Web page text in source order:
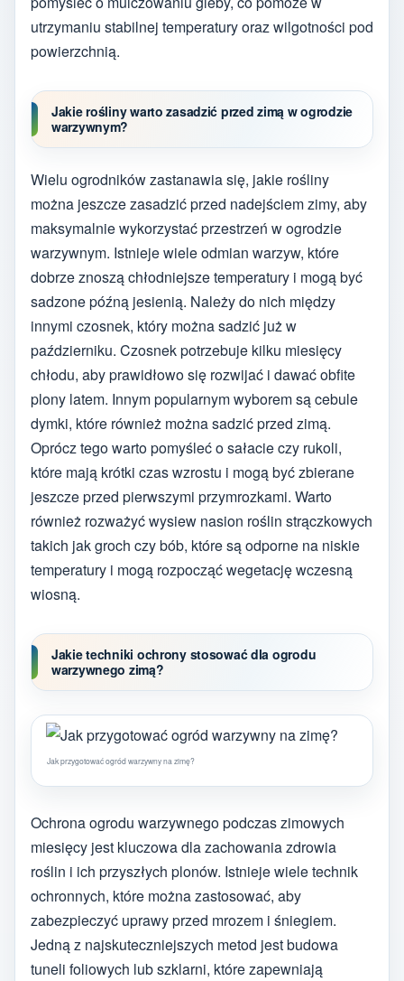
utrzymaniu stabilnej temperatury oraz wilgotności pod
powierzchnią.
Jakie rośliny warto zasadzić przed zimą w ogrodzie
warzywnym?
Wielu ogrodników zastanawia się, jakie rośliny
można jeszcze zasadzić przed nadejściem zimy, aby
maksymalnie wykorzystać przestrzeń w ogrodzie
warzywnym. Istnieje wiele odmian warzyw, które
dobrze znoszą chłodniejsze temperatury i mogą być
sadzone późną jesienią. Należy do nich między
innymi czosnek, który można sadzić już w
październiku. Czosnek potrzebuje kilku miesięcy
chłodu, aby prawidłowo się rozwijać i dawać obfite
plony latem. Innym popularnym wyborem są cebule
dymki, które również można sadzić przed zimą.
Oprócz tego warto pomyśleć o sałacie czy rukoli,
które mają krótki czas wzrostu i mogą być zbierane
jeszcze przed pierwszymi przymrozkami. Warto
również rozważyć wysiew nasion roślin strączkowych
takich jak groch czy bób, które są odporne na niskie
temperatury i mogą rozpocząć wegetację wczesną
wiosną.
Jakie techniki ochrony stosować dla ogrodu
warzywnego zimą?
Jak przygotować ogród warzywny na zimę?
Ochrona ogrodu warzywnego podczas zimowych
miesięcy jest kluczowa dla zachowania zdrowia
roślin i ich przyszłych plonów. Istnieje wiele technik
ochronnych, które można zastosować, aby
zabezpieczyć uprawy przed mrozem i śniegiem.
Jedną z najskuteczniejszych metod jest budowa
tuneli foliowych lub szklarni, które zapewniają